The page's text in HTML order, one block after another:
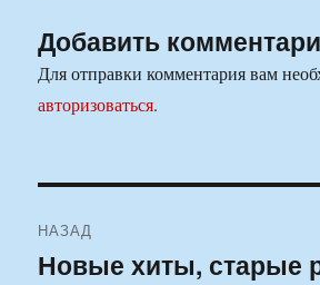
Добавить
Для отправки комментария вам
авторизоваться.
по
НАЗАД
Предыдущая
Новые хиты, старые